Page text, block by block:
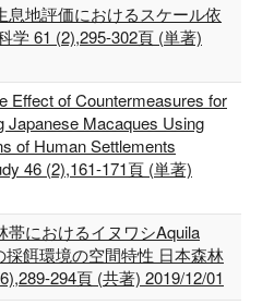
息地評価におけるスケール依
学 61 (2),295-302頁 (単著)
Effect of Countermeasures for
Japanese Macaques Using
of Human Settlements
46 (2),161-171頁 (単著)
帯におけるイヌワシAquila
採餌環境の空間特性 日本森林
294頁 (共著) 2019/12/01